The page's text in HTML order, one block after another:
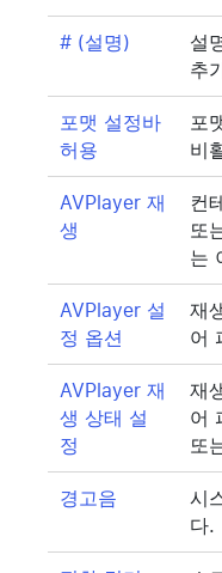
# (설명)
설
추
포맷 설정바
허용
포
비
AVPlayer 재
생
컨
또
는
AVPlayer 설
정 옵션
재
어
AVPlayer 재
생 상태 설
정
재
어
또
경고음
시
다.